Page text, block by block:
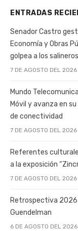
ENTRADAS
Senador Castro
Economía y Obras
golpea a los
7 DE AGOSTO DEL 2026
Mundo
Móvil y avanza en
de conectividad
7 DE AGOSTO DEL 2026
Referentes
a la exposición
7 DE AGOSTO DEL 2026
Retrospectiva 2026
Guendelman
6 DE AGOSTO DEL 2026